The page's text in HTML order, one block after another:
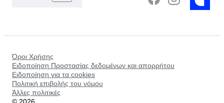
Όροι Χρήσης
Ειδοποίηση Προστασίας δεδομένων και απορρήτου
Ειδοποίηση για τα cookies
Πολιτική επιβολής του νόμου
Άλλες πολιτικές